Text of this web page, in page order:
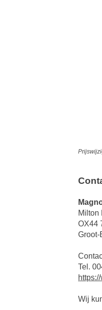
Milton
OX44
Groot-
Tel.
Wij